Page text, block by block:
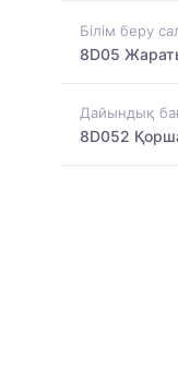
Білім беру
8D05
Дайындық
8D052